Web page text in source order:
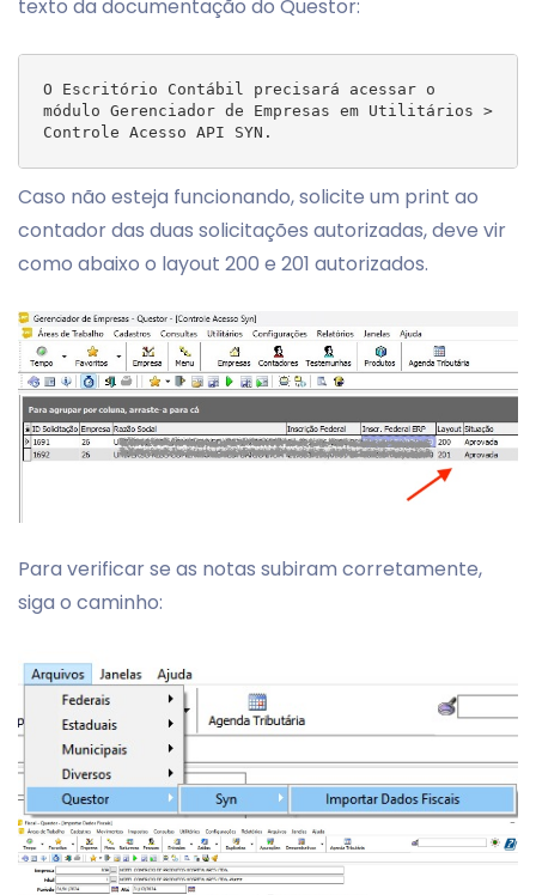
texto da documentação do Questor:
O Escritório Contábil precisará acessar o
módulo Gerenciador de Empresas em Utilitários >
Caso não esteja funcionando, solicite um print ao
contador das duas solicitações autorizadas, deve vir
como abaixo o layout 200 e 201 autorizados.
Para verificar se as notas subiram corretamente,
siga o caminho: